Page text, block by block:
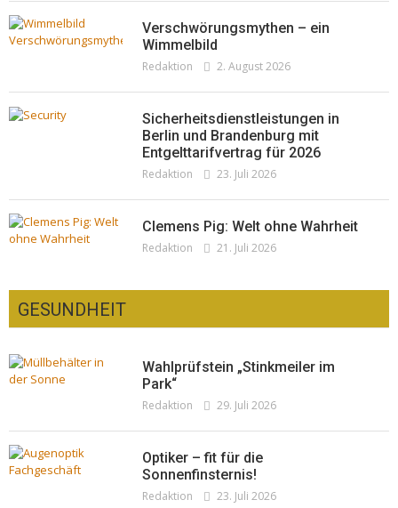
Verschwörungsmythen – ein
Wimmelbild
Redaktion 2. August 2026
Sicherheitsdienstleistungen in
Berlin und Brandenburg mit
Entgelttarifvertrag für 2026
Redaktion 23. Juli 2026
Clemens Pig: Welt ohne Wahrheit
Redaktion 21. Juli 2026
GESUNDHEIT
Wahlprüfstein „Stinkmeiler im
Park“
Redaktion 29. Juli 2026
Optiker – fit für die
Sonnenfinsternis!
Redaktion 23. Juli 2026